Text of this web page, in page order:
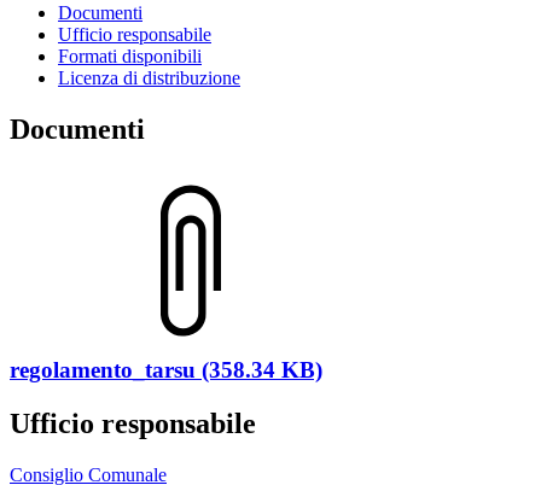
Documenti
Ufficio responsabile
Formati disponibili
Licenza di distribuzione
Documenti
regolamento_tarsu (358.34 KB)
Ufficio responsabile
Consiglio Comunale